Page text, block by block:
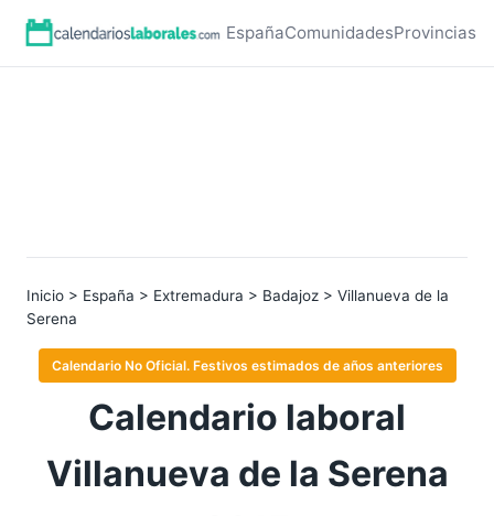
EspañaComunidadesProvincias
Inicio > España > Extremadura > Badajoz > Villanueva de la
Serena
Calendario No Oficial. Festivos estimados de años anteriores
Calendario laboral
Villanueva de la Serena